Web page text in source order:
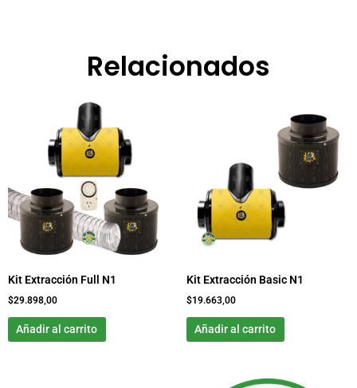
Relacionados
Kit Extracción Full N1
$29.898,00
Añadir al carrito
Kit Extracción Basic N1
$19.663,00
Añadir al carrito